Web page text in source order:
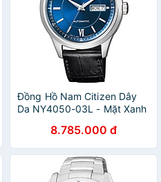
Đồng Hồ Nam Citizen Dây
Da NY4050-03L - Mặt Xanh
8.785.000 đ